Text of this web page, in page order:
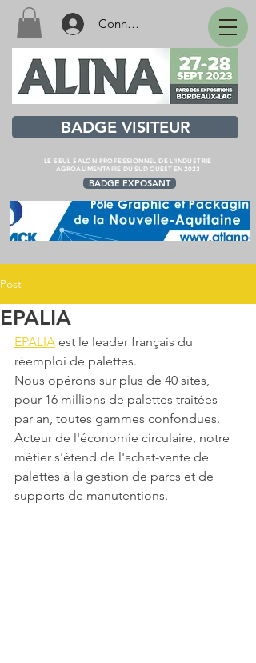
BADGE VISITEUR
Connexion
LE SEUL SALON PROFESSIONNEL DE L'INDUSTRIE
AGROALIMENTAIRE DU SUD OUEST EN 2023
BADGE EXPOSANT
Post
EPALIA
EPALIA est le leader français du
réemploi de palettes.
Nous opérons sur plus de 40 sites,
pour 16 millions de palettes traitées
par an, toutes gammes confondues.
Acteur de l'économie circulaire, notre
métier s'étend de l'achat-vente de
palettes à la gestion de parcs et de
supports de manutentions.